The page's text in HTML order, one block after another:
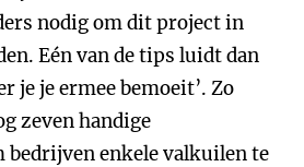
nodig om dit project in
Eén van de tips luidt dan
je je ermee bemoeit’. Zo
zeven handige
bedrijven enkele valkuilen te